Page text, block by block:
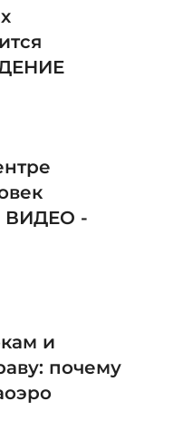
ВИДЕО -
и
почему